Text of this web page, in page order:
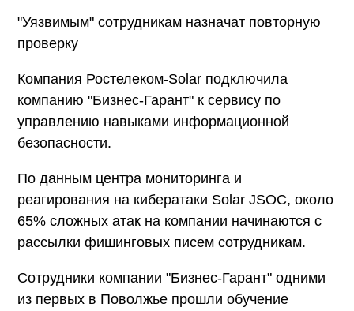
"Уязвимым" сотрудникам назначат повторную
проверку
Компания Ростелеком-Solar подключила
компанию "Бизнес-Гарант" к сервису по
управлению навыками информационной
безопасности.
По данным центра мониторинга и
реагирования на кибератаки Solar JSOC, около
65% сложных атак на компании начинаются с
рассылки фишинговых писем сотрудникам.
Сотрудники компании "Бизнес-Гарант" одними
из первых в Поволжье прошли обучение